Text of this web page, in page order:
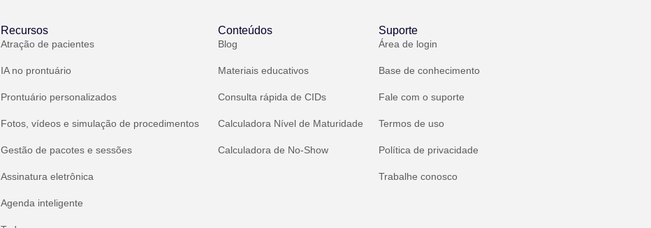
Recursos
Atração de pacientes
IA no prontuário
Prontuário personalizados
Fotos, vídeos e simulação de procedimentos
Gestão de pacotes e sessões
Assinatura eletrônica
Agenda inteligente
Conteúdos
Blog
Materiais educativos
Consulta rápida de CIDs
Calculadora Nível de Maturidade
Calculadora de No-Show
Suporte
Área de login
Base de conhecimento
Fale com o suporte
Termos de uso
Política de privacidade
Trabalhe conosco